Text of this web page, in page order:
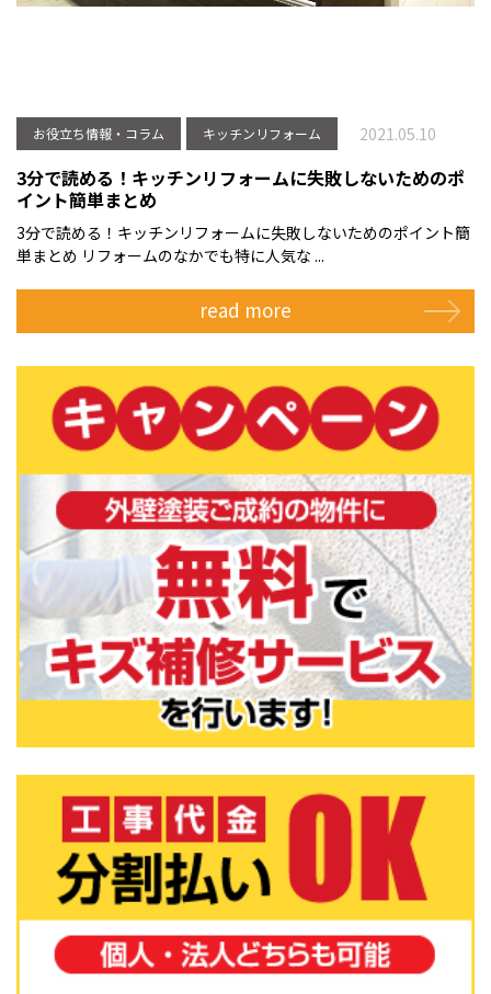
read more
お役立ち情報・コラム キッチンリフォーム 2021.05.10
3分で読める！キッチンリフォームに失敗しないためのポ
イント簡単まとめ
3分で読める！キッチンリフォームに失敗しないためのポイント簡
単まとめ リフォームのなかでも特に人気な ...